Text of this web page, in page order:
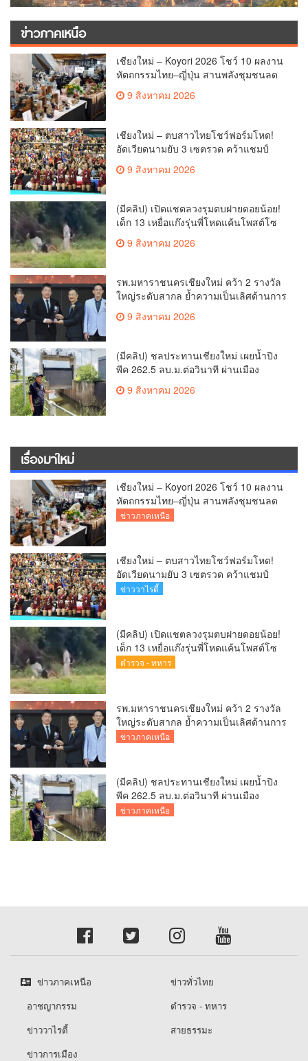
ข่าวภาคเหนือ
เชียงใหม่ – Koyori 2026 โชว์ 10 ผลงาน
หัตถกรรมไทย–ญี่ปุ่น สานพลังชุมชนลด
ผลกระทบ PM 2.5
9 สิงหาคม 2026
เชียงใหม่ – ตบสาวไทยโชว์ฟอร์มโหด!
อัดเวียดนามยับ 3 เซตรวด คว้าแชมป์
9 สิงหาคม 2026
(มีคลิป) เปิดแชตลวงรุมตบฝายดอยน้อย!
เด็ก 13 เหยื่อแก๊งรุ่นพี่โหดแค้นโพสต์โซ
9 สิงหาคม 2026
รพ.มหาราชนครเชียงใหม่ คว้า 2 รางวัล
ใหญ่ระดับสากล ย้ำความเป็นเลิศด้านการ
ดูแลผู้ป่วยโรคหลอดเลือดสมอง
9 สิงหาคม 2026
(มีคลิป) ชลประทานเชียงใหม่ เผยน้ำปิง
พีค 262.5 ลบ.ม.ต่อวินาที ผ่านเมือง
เชียงใหม่กลางดึก สถานการณ์ปกติ แต่
เฝ้าระวังต่อเนื่อง พร้อมเร่งระบายน้ำลงสู่
9 สิงหาคม 2026
เรื่องมาใหม่
เชียงใหม่ – Koyori 2026 โชว์ 10 ผลงาน
หัตถกรรมไทย–ญี่ปุ่น สานพลังชุมชนลด
ผลกระทบ PM 2.5
ข่าวภาคเหนือ
เชียงใหม่ – ตบสาวไทยโชว์ฟอร์มโหด!
อัดเวียดนามยับ 3 เซตรวด คว้าแชมป์
SEA V CUP 2026 เลก 2 ไร้พ่าย
ข่าววาไรตี้
(มีคลิป) เปิดแชตลวงรุมตบฝายดอยน้อย!
เด็ก 13 เหยื่อแก๊งรุ่นพี่โหดแค้นโพสต์โซ
เชียล พ่อ-ย่าลั่นฟ้องเอาผิดถึงที่สุด
ตำรวจ - ทหาร
รพ.มหาราชนครเชียงใหม่ คว้า 2 รางวัล
ใหญ่ระดับสากล ย้ำความเป็นเลิศด้านการ
ดูแลผู้ป่วยโรคหลอดเลือดสมอง
ข่าวภาคเหนือ
(มีคลิป) ชลประทานเชียงใหม่ เผยน้ำปิง
พีค 262.5 ลบ.ม.ต่อวินาที ผ่านเมือง
เชียงใหม่กลางดึก สถานการณ์ปกติ แต่
ข่าวภาคเหนือ
ข่าวภาคเหนือ
ข่าวทั่วไทย
อาชญากรรม
ตำรวจ - ทหาร
ข่าววาไรตี้
สายธรรมะ
ข่าวการเมือง